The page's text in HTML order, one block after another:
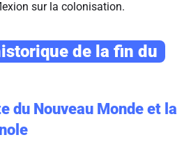
sur la colonisation.
de la fin du
du Nouveau Monde et la